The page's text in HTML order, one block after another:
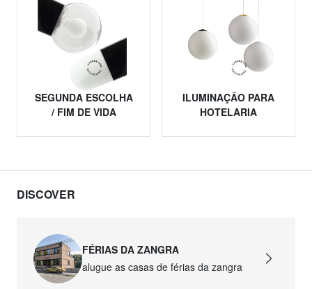
SEGUNDA ESCOLHA
/ FIM DE VIDA
ILUMINAÇÃO PARA
HOTELARIA
DISCOVER
FÉRIAS DA ZANGRA
alugue as casas de férias da zangra